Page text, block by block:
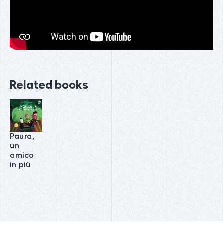
Related books
Paura,
un
amico
in più